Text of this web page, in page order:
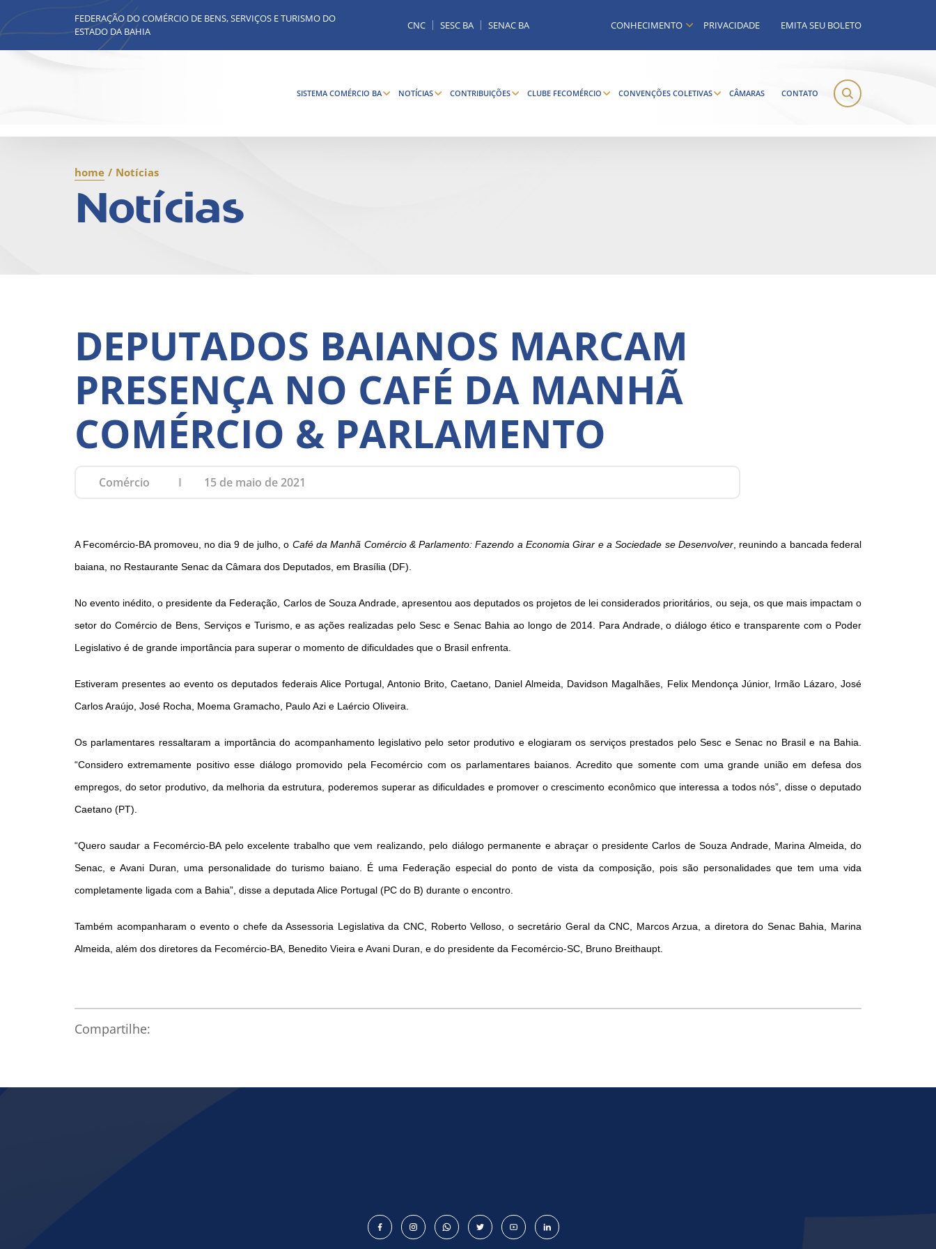
FEDERAÇÃO DO COMÉRCIO DE BENS, SERVIÇOS E TURISMO DO
ESTADO DA BAHIA
CNC SESC BA SENAC BA CONHECIMENTO PRIVACIDADE EMITA SEU BOLETO
SISTEMA COMÉRCIO BA NOTÍCIAS CONTRIBUIÇÕES CLUBE FECOMÉRCIO CONVENÇÕES COLETIVAS CÂMARAS CONTATO
home / Notícias
Notícias
DEPUTADOS BAIANOS MARCAM
PRESENÇA NO CAFÉ DA MANHÃ
COMÉRCIO & PARLAMENTO
Comércio 15 de maio de 2021
A Fecomércio-BA promoveu, no dia 9 de julho, o Café da Manhã Comércio & Parlamento: Fazendo a Economia Girar e a Sociedade se Desenvolver, reunindo a bancada federal
baiana, no Restaurante Senac da Câmara dos Deputados, em Brasília (DF).
No evento inédito, o presidente da Federação, Carlos de Souza Andrade, apresentou aos deputados os projetos de lei considerados prioritários, ou seja, os que mais impactam o
setor do Comércio de Bens, Serviços e Turismo, e as ações realizadas pelo Sesc e Senac Bahia ao longo de 2014. Para Andrade, o diálogo ético e transparente com o Poder
Legislativo é de grande importância para superar o momento de dificuldades que o Brasil enfrenta.
Estiveram presentes ao evento os deputados federais Alice Portugal, Antonio Brito, Caetano, Daniel Almeida, Davidson Magalhães, Felix Mendonça Júnior, Irmão Lázaro, José
Carlos Araújo, José Rocha, Moema Gramacho, Paulo Azi e Laércio Oliveira.
Os parlamentares ressaltaram a importância do acompanhamento legislativo pelo setor produtivo e elogiaram os serviços prestados pelo Sesc e Senac no Brasil e na Bahia.
“Considero extremamente positivo esse diálogo promovido pela Fecomércio com os parlamentares baianos. Acredito que somente com uma grande união em defesa dos
empregos, do setor produtivo, da melhoria da estrutura, poderemos superar as dificuldades e promover o crescimento econômico que interessa a todos nós”, disse o deputado
Caetano (PT).
“Quero saudar a Fecomércio-BA pelo excelente trabalho que vem realizando, pelo diálogo permanente e abraçar o presidente Carlos de Souza Andrade, Marina Almeida, do
Senac, e Avani Duran, uma personalidade do turismo baiano. É uma Federação especial do ponto de vista da composição, pois são personalidades que tem uma vida
completamente ligada com a Bahia”, disse a deputada Alice Portugal (PC do B) durante o encontro.
Também acompanharam o evento o chefe da Assessoria Legislativa da CNC, Roberto Velloso, o secretário Geral da CNC, Marcos Arzua, a diretora do Senac Bahia, Marina
Almeida, além dos diretores da Fecomércio-BA, Benedito Vieira e Avani Duran, e do presidente da Fecomércio-SC, Bruno Breithaupt.
Compartilhe: